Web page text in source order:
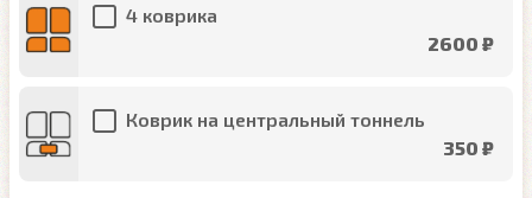
4 коврика
2600 ₽
Коврик на центральный тоннель
350 ₽